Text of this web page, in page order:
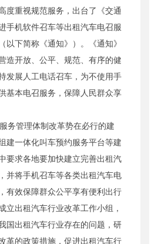
度重视规范服务，出台了《交通
手机软件召车等出租汽车电召服
以下简称《通知》）。《通知》
造开放、公平、规范、有序的健
发展人工电话召车，为不使用手
基本电召服务，保障人民群众享
务管理体制改革势在必行的建
建一体化叫车预约服务平台等建
要求各地要加快建立完善出租汽
并将手机召车等各类出租汽车电
有效保障群众公平享有便利出行
立出租汽车行业改革工作小组，
国出租汽车行业存在的问题，研
革的政策措施，促进出租汽车行